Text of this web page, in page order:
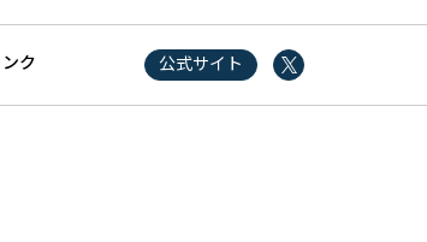
ク 公式サイト